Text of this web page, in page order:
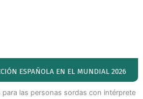
ESPAÑOLA EN EL MUNDIAL 2026